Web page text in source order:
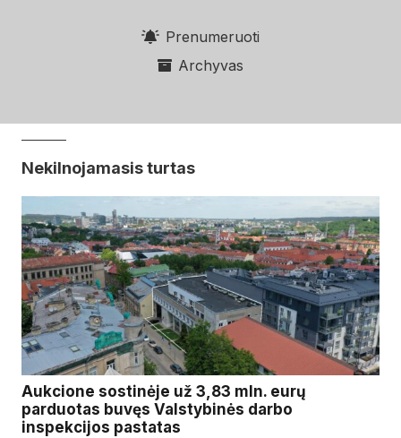
Prenumeruoti
Archyvas
Nekilnojamasis turtas
Aukcione sostinėje už 3,83 mln. eurų
parduotas buvęs Valstybinės darbo
inspekcijos pastatas